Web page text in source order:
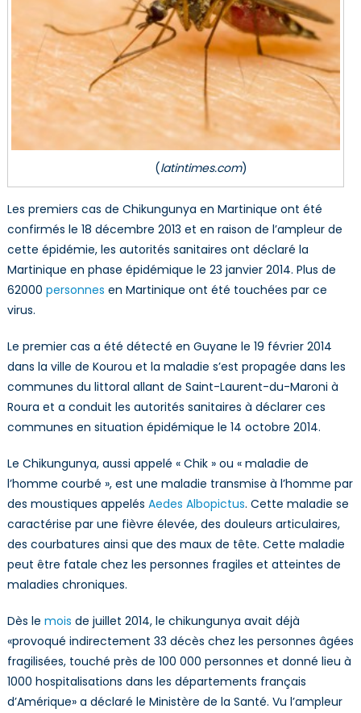
(latintimes.com)
Les premiers cas de Chikungunya en Martinique ont été
confirmés le 18 décembre 2013 et en raison de l’ampleur de
cette épidémie, les autorités sanitaires ont déclaré la
Martinique en phase épidémique le 23 janvier 2014. Plus de
62000 personnes en Martinique ont été touchées par ce
virus.
Le premier cas a été détecté en Guyane le 19 février 2014
dans la ville de Kourou et la maladie s’est propagée dans les
communes du littoral allant de Saint-Laurent-du-Maroni à
Roura et a conduit les autorités sanitaires à déclarer ces
communes en situation épidémique le 14 octobre 2014.
Le Chikungunya, aussi appelé « Chik » ou « maladie de
l’homme courbé », est une maladie transmise à l’homme par
des moustiques appelés Aedes Albopictus. Cette maladie se
caractérise par une fièvre élevée, des douleurs articulaires,
des courbatures ainsi que des maux de tête. Cette maladie
peut être fatale chez les personnes fragiles et atteintes de
maladies chroniques.
Dès le mois de juillet 2014, le chikungunya avait déjà
«provoqué indirectement 33 décès chez les personnes âgées
fragilisées, touché près de 100 000 personnes et donné lieu à
1000 hospitalisations dans les départements français
d’Amérique» a déclaré le Ministère de la Santé. Vu l’ampleur